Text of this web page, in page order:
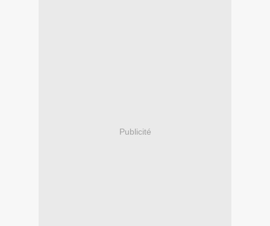
Publicité